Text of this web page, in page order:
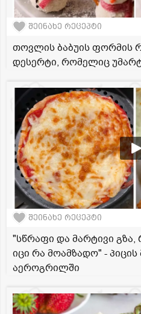
შეინახე რეცეპტი
თოვლის ბაბუის
დესერტი, რომელიც
შეინახე რეცეპტი
"სწრაფი და მარტივი
იცი რა მოამზადო" - პიცის
აეროგრილში